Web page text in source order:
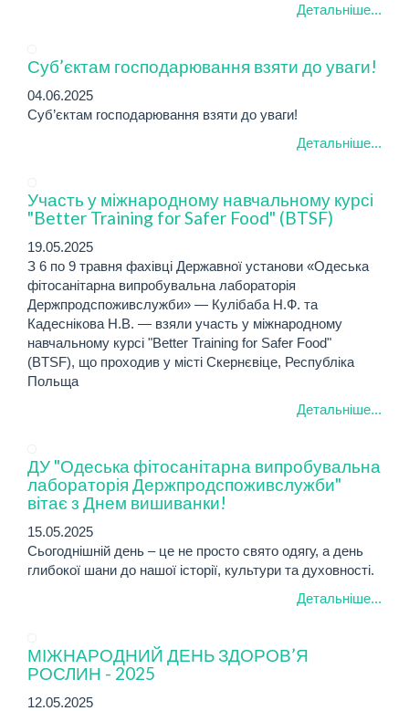
Детальніше...
Суб’єктам господарювання взяти до уваги!
04.06.2025
Суб’єктам господарювання взяти до уваги!
Детальніше...
Участь у міжнародному навчальному курсі
"Better Training for Safer Food" (BTSF)
19.05.2025
З 6 по 9 травня фахівці Державної установи «Одеська
фітосанітарна випробувальна лабораторія
Держпродспоживслужби» — Кулібаба Н.Ф. та
Кадеснікова Н.В. — взяли участь у міжнародному
навчальному курсі "Better Training for Safer Food"
(BTSF), що проходив у місті Скернєвіце, Республіка
Польща
Детальніше...
ДУ "Одеська фітосанітарна випробувальна
лабораторія Держпродспоживслужби"
вітає з Днем вишиванки!
15.05.2025
Сьогоднішній день – це не просто свято одягу, а день
глибокої шани до нашої історії, культури та духовності.
Детальніше...
МІЖНАРОДНИЙ ДЕНЬ ЗДОРОВ’Я
РОСЛИН - 2025
12.05.2025